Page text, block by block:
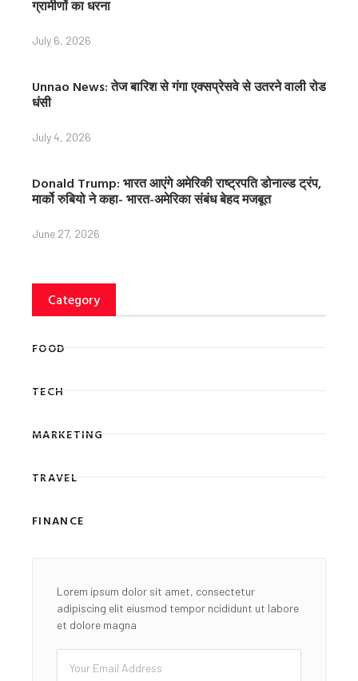
ग्रामीणों का धरना
July 6, 2026
Unnao News: तेज बारिश से गंगा एक्सप्रेसवे से उतरने वाली रोड
धंसी
July 4, 2026
Donald Trump: भारत आएंगे अमेरिकी राष्ट्रपति डोनाल्ड ट्रंप,
मार्को रुबियो ने कहा- भारत-अमेरिका संबंध बेहद मजबूत
June 27, 2026
Category
FOOD
TECH
MARKETING
TRAVEL
FINANCE
Lorem ipsum dolor sit amet, consectetur
adipiscing elit eiusmod tempor ncididunt ut labore
et dolore magna
Email